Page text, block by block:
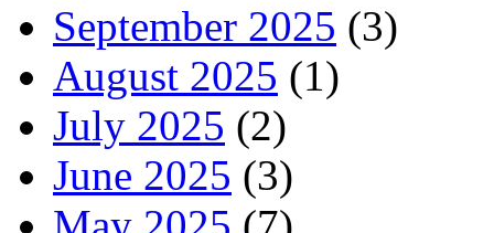
September 2025 (3)
August 2025 (1)
July 2025 (2)
June 2025 (3)